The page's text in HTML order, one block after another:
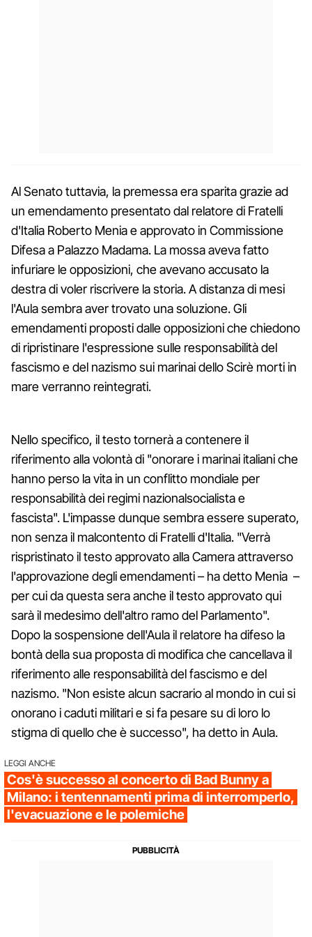
Al Senato tuttavia, la premessa era sparita grazie ad
un emendamento presentato dal relatore di Fratelli
d'Italia Roberto Menia e approvato in Commissione
Difesa a Palazzo Madama. La mossa aveva fatto
infuriare le opposizioni, che avevano accusato la
destra di voler riscrivere la storia. A distanza di mesi
l'Aula sembra aver trovato una soluzione. Gli
emendamenti proposti dalle opposizioni che chiedono
di ripristinare l'espressione sulle responsabilità del
fascismo e del nazismo sui marinai dello Scirè morti in
mare verranno reintegrati.
Nello specifico, il testo tornerà a contenere il
riferimento alla volontà di "onorare i marinai italiani che
hanno perso la vita in un conflitto mondiale per
responsabilità dei regimi nazionalsocialista e
fascista". L'impasse dunque sembra essere superato,
non senza il malcontento di Fratelli d'Italia. "Verrà
rispristinato il testo approvato alla Camera attraverso
l'approvazione degli emendamenti – ha detto Menia –
per cui da questa sera anche il testo approvato qui
sarà il medesimo dell'altro ramo del Parlamento".
Dopo la sospensione dell'Aula il relatore ha difeso la
bontà della sua proposta di modifica che cancellava il
riferimento alle responsabilità del fascismo e del
nazismo. "Non esiste alcun sacrario al mondo in cui si
onorano i caduti militari e si fa pesare su di loro lo
stigma di quello che è successo", ha detto in Aula.
LEGGI ANCHE
Cos'è successo al concerto di Bad Bunny a
Milano: i tentennamenti prima di interromperlo,
l'evacuazione e le polemiche